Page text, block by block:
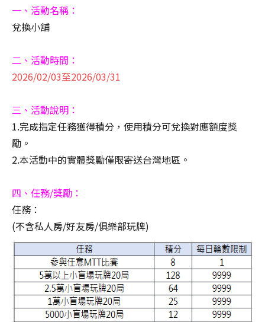
一、活動名稱：
兌換小舖
二、活動時間：
2026/02/03至2026/03/31
三、活動說明：
1.完成指定任務獲得積分，使用積分可兌換對應額度獎
勵。
2.本活動中的實體獎勵僅限寄送台灣地區。
四、任務/獎勵：
任務：
(不含私人房/好友房/俱樂部玩牌)